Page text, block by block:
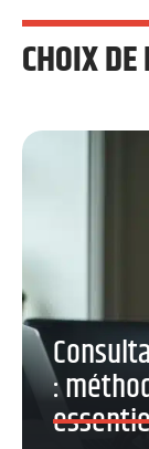
CHOIX
: